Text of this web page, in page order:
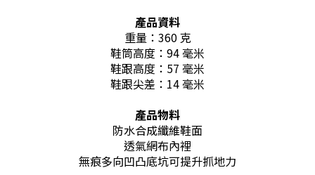
產品資料
重量：360 克
鞋筒高度：94 毫米
鞋跟高度：57 毫米
鞋跟尖差：14 毫米
產品物料
防水合成纖維鞋面
透氣網布內裡
無痕多向凹凸底坑可提升抓地力